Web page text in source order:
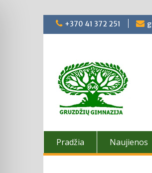
Skip
+370 41 372 251
Pradžia Naujienos